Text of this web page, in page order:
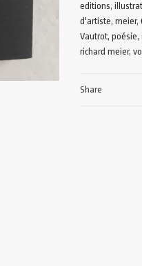
editions,
d'artiste,meier,
Vautrot,poésie,
richard meier,
Share